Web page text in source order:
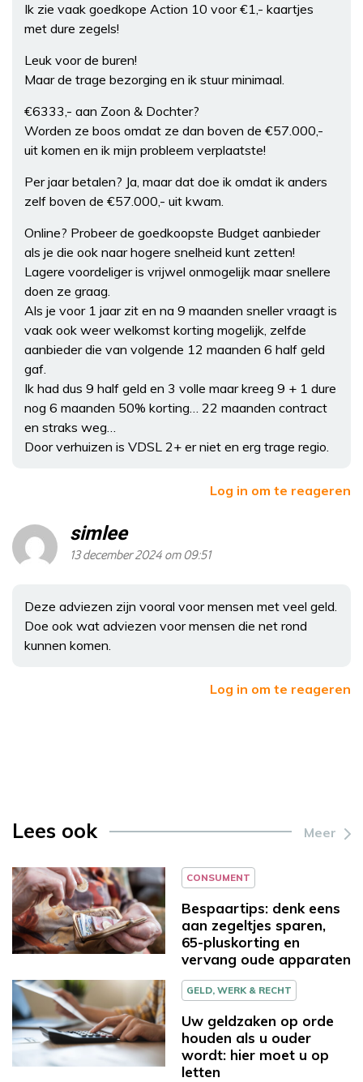
Ik zie vaak goedkope Action 10 voor €1,- kaartjes
met dure zegels!
Leuk voor de buren!
Maar de trage bezorging en ik stuur minimaal.
€6333,- aan Zoon & Dochter?
Worden ze boos omdat ze dan boven de €57.000,-
uit komen en ik mijn probleem verplaatste!
Per jaar betalen? Ja, maar dat doe ik omdat ik anders
zelf boven de €57.000,- uit kwam.
Online? Probeer de goedkoopste Budget aanbieder
als je die ook naar hogere snelheid kunt zetten!
Lagere voordeliger is vrijwel onmogelijk maar snellere
doen ze graag.
Als je voor 1 jaar zit en na 9 maanden sneller vraagt is
vaak ook weer welkomst korting mogelijk, zelfde
aanbieder die van volgende 12 maanden 6 half geld
gaf.
Ik had dus 9 half geld en 3 volle maar kreeg 9 + 1 dure
nog 6 maanden 50% korting… 22 maanden contract
en straks weg…
Door verhuizen is VDSL 2+ er niet en erg trage regio.
Log in om te reageren
simlee
13 december 2024 om 09:51
Deze adviezen zijn vooral voor mensen met veel geld.
Doe ook wat adviezen voor mensen die net rond
kunnen komen.
Log in om te reageren
Lees ook Meer
CONSUMENT
Bespaartips: denk eens
aan zegeltjes sparen,
65-pluskorting en
vervang oude apparaten
GELD, WERK & RECHT
Uw geldzaken op orde
houden als u ouder
wordt: hier moet u op
letten